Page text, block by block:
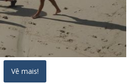
Vê mais!